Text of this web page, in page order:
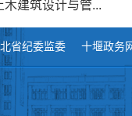
木建筑设计与管...
省纪委监委 十堰政务